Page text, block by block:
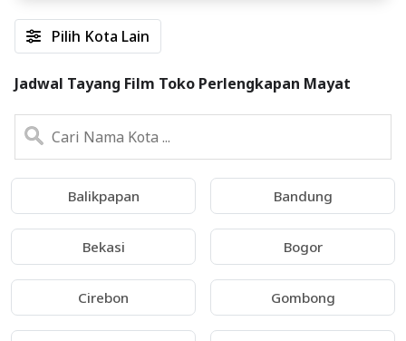
Pilih Kota Lain
Jadwal Tayang Film Toko Perlengkapan Mayat
Balikpapan Bandung
Bekasi Bogor
Cirebon Gombong